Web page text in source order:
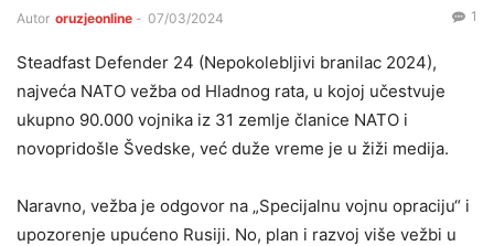
Autor oruzjeonline - 07/03/2024 1
Steadfast Defender 24 (Nepokolebljivi branilac 2024),
najveća NATO vežba od Hladnog rata, u kojoj učestvuje
ukupno 90.000 vojnika iz 31 zemlje članice NATO i
novopridošle Švedske, već duže vreme je u žiži medija.
Naravno, vežba je odgovor na „Specijalnu vojnu opraciju“ i
upozorenje upućeno Rusiji. No, plan i razvoj više vežbi u